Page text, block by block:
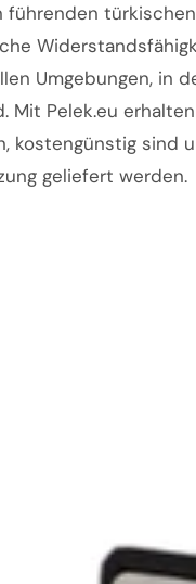
führenden
Umgebungen, in
Pelek.eu
kostengünstig sind
geliefert werden.